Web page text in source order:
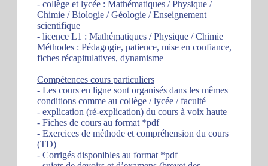
- collège et lycée : Mathématiques / Physique /
Chimie / Biologie / Géologie / Enseignement
scientifique
- licence L1 : Mathématiques / Physique / Chimie
Méthodes : Pédagogie, patience, mise en confiance,
fiches récapitulatives, dynamisme
Compétences cours particuliers
- Les cours en ligne sont organisés dans les mêmes
conditions comme au collège / lycée / faculté
- explication (ré-explication) du cours à voix haute
- Fiches de cours au format *pdf
- Exercices de méthode et compréhension du cours
(TD)
- Corrigés disponibles au format *pdf